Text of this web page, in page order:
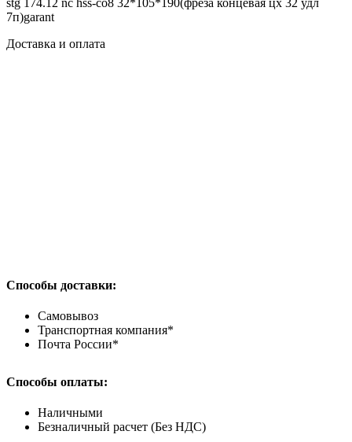
7п)garant
Доставка и оплата
Способы доставки:
Самовывоз
Транспортная компания*
Почта России*
Способы оплаты:
Наличными
Безналичный расчет (Без НДС)